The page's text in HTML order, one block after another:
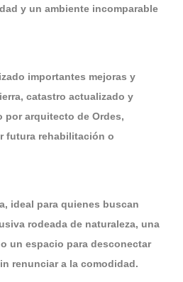
y un ambiente incomparable
importantes mejoras y
catastro actualizado y
por arquitecto de Ordes,
futura rehabilitación o
ideal para quienes buscan
rodeada de naturaleza, una
un espacio para desconectar
renunciar a la comodidad.